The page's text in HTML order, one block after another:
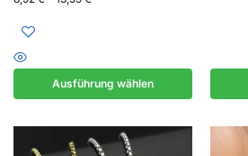
Ausführung wählen